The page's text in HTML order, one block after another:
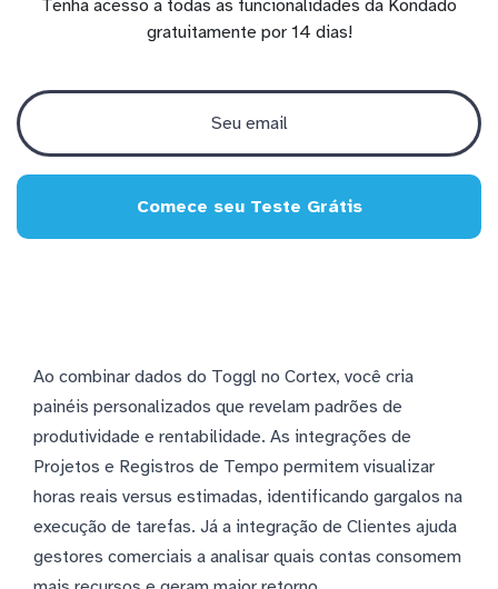
Tenha acesso a todas as funcionalidades da Kondado
gratuitamente por 14 dias!
Comece seu Teste Grátis
Ao combinar dados do Toggl no Cortex, você cria
painéis personalizados que revelam padrões de
produtividade e rentabilidade. As integrações de
Projetos e Registros de Tempo permitem visualizar
horas reais versus estimadas, identificando gargalos na
execução de tarefas. Já a integração de Clientes ajuda
gestores comerciais a analisar quais contas consomem